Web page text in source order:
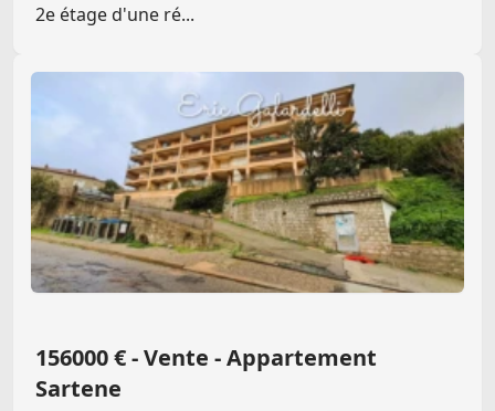
2e étage d'une ré...
156000 € - Vente - Appartement
Sartene